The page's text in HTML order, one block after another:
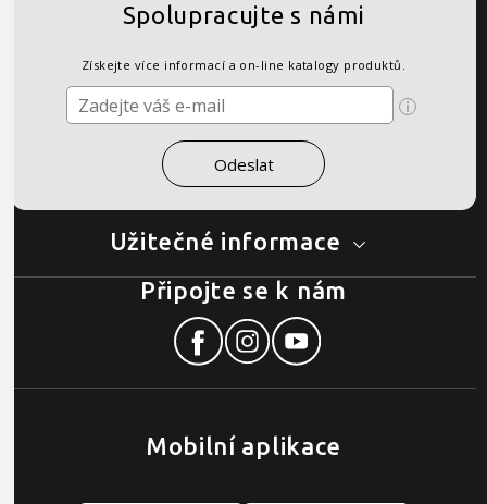
Užitečné informace
Spolupracujte s námi
Získejte více informací a on-line katalogy produktů.
Mobilní aplikace
Připojte se k nám